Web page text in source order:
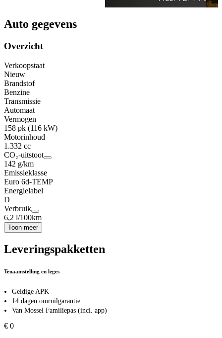
Auto gegevens
Overzicht
Verkoopstaat
Nieuw
Brandstof
Benzine
Transmissie
Automaat
Vermogen
158 pk (116 kW)
Motorinhoud
1.332 cc
CO₂-uitstoot
142 g/km
Emissieklasse
Euro 6d-TEMP
Energielabel
D
Verbruik
6,2 l/100km
Toon meer
Leveringspakketten
Tenaamstelling en leges
Geldige APK
14 dagen omruilgarantie
Van Mossel Familiepas (incl. app)
€ 0